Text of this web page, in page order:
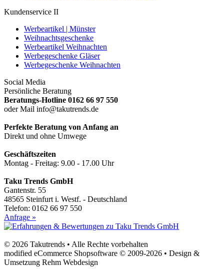
Kundenservice II
Werbeartikel | Münster
Weihnachtsgeschenke
Werbeartikel Weihnachten
Werbegeschenke Gläser
Werbegeschenke Weihnachten
Social Media
Persönliche Beratung
Beratungs-Hotline 0162 66 97 550
oder Mail info@takutrends.de
Perfekte Beratung von Anfang an
Direkt und ohne Umwege
Geschäftszeiten
Montag - Freitag: 9.00 - 17.00 Uhr
Taku Trends GmbH
Gantenstr. 55
48565 Steinfurt i. Westf. - Deutschland
Telefon: 0162 66 97 550
Anfrage »
© 2026 Takutrends • Alle Rechte vorbehalten
modified eCommerce Shopsoftware © 2009-2026 • Design &
Umsetzung Rehm Webdesign